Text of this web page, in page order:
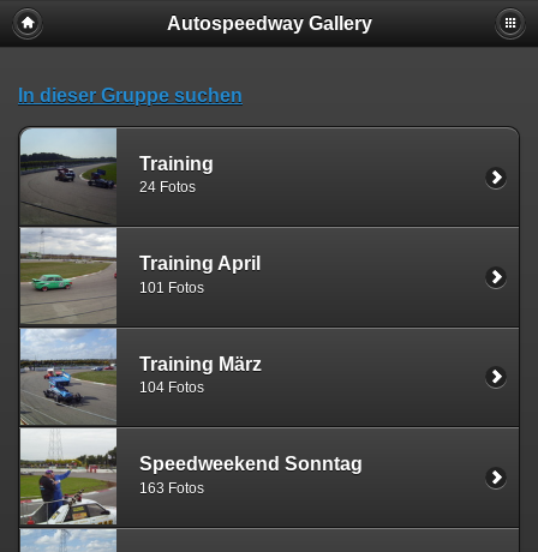
Autospeedway Gallery
In dieser Gruppe suchen
Training
24 Fotos
Training April
101 Fotos
Training März
104 Fotos
Speedweekend Sonntag
163 Fotos